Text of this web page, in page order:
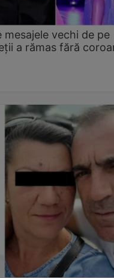
vechi de pe
a rămas fără